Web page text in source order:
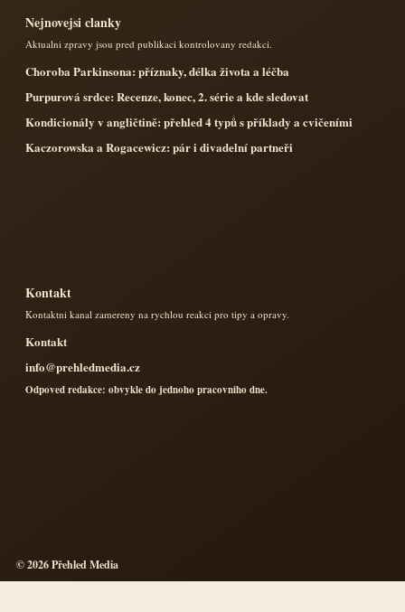
Nejnovejsi clanky
Aktualni zpravy jsou pred publikaci kontrolovany redakci.
Choroba Parkinsona: příznaky, délka života a léčba
Purpurová srdce: Recenze, konec, 2. série a kde sledovat
Kondicionály v angličtině: přehled 4 typů s příklady a cvičeními
Kaczorowska a Rogacewicz: pár i divadelní partneři
Kontakt
Kontaktni kanal zamereny na rychlou reakci pro tipy a opravy.
Kontakt
info@prehledmedia.cz
Odpoved redakce: obvykle do jednoho pracovniho dne.
© 2026 Přehled Media